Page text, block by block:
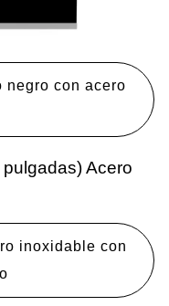
negro con acero
inoxidable con